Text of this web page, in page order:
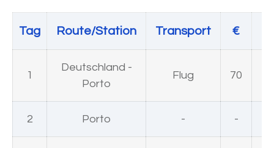
Tag Route/Station Transport €
1
Deutschland -
Porto
Flug 70
2 Porto - -